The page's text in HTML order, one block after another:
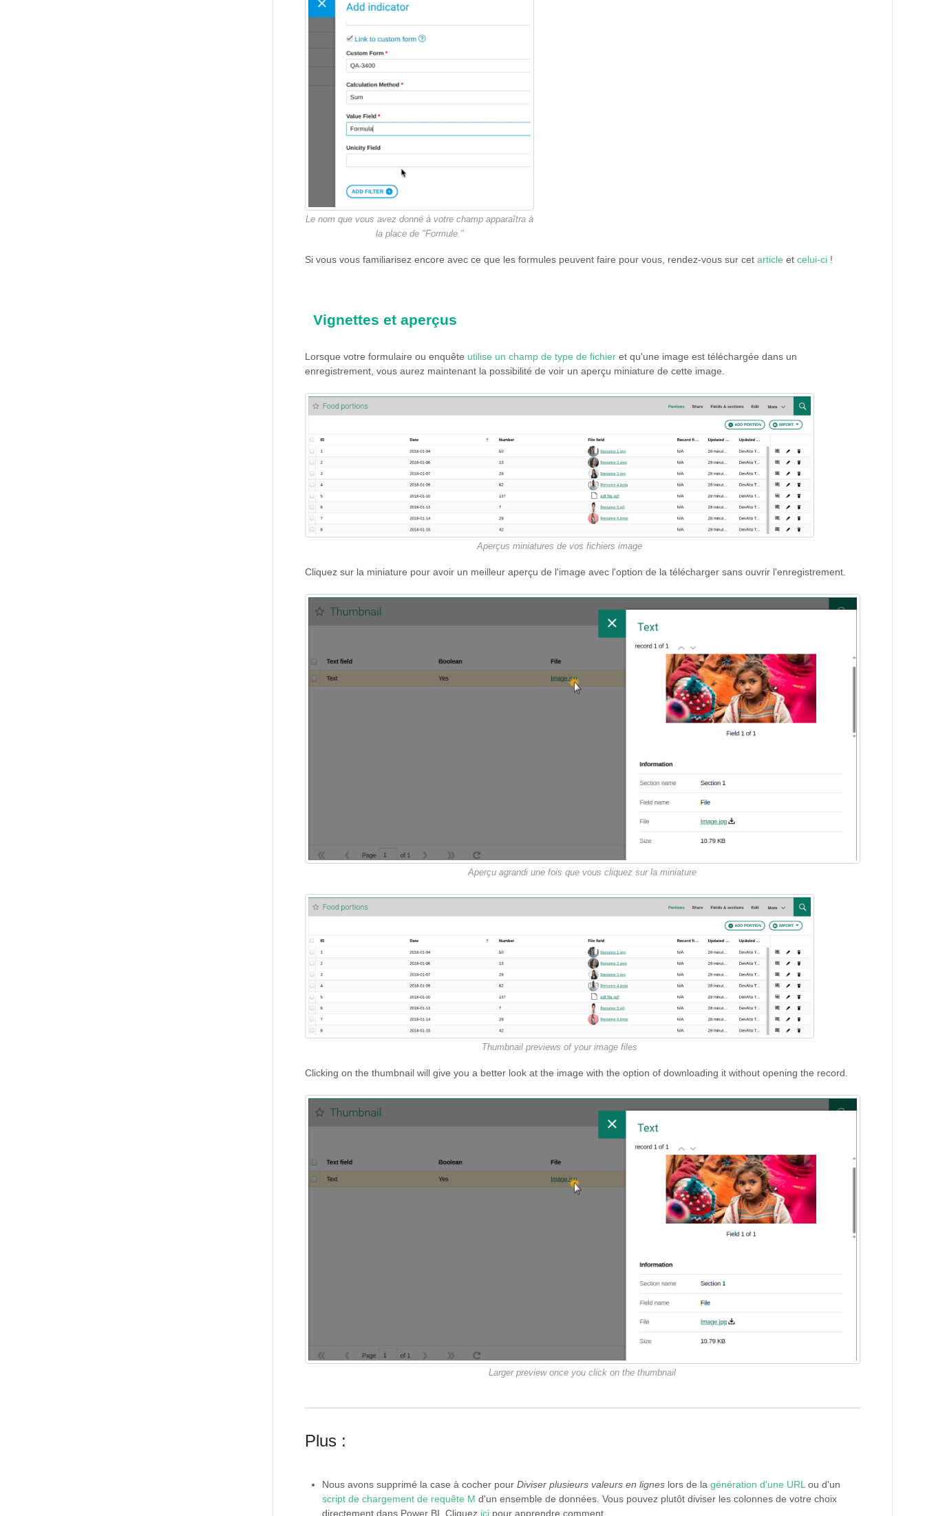
Le nom que vous avez donné à votre champ apparaîtra à
la place de "Formule."
Si vous vous familiarisez encore avec ce que les formules peuvent faire pour vous, rendez-vous sur cet article et celui-ci!
Vignettes et aperçus
Lorsque votre formulaire ou enquête utilise un champ de type de fichieret qu'une image est téléchargée dans un
enregistrement, vous aurez maintenant la possibilité de voir un aperçu miniature de cette image.
Aperçus miniatures de vos fichiers image
Cliquez sur la miniature pour avoir un meilleur aperçu de l'image avec l'option de la télécharger sans ouvrir l'enregistrement.
Aperçu agrandi une fois que vous cliquez sur la miniature
Thumbnail previews of your image files
Clicking on the thumbnail will give you a better look at the image with the option of downloading it without opening the record.
Larger preview once you click on the thumbnail
Plus :
Nous avons supprimé la case à cocher pour Diviser plusieurs valeurs en ligneslors de la génération d'une URL ou d'un
script de chargement de requête M d'un ensemble de données. Vous pouvez plutôt diviser les colonnes de votre choix
directement dans Power BI. Cliquez ici pour apprendre comment.